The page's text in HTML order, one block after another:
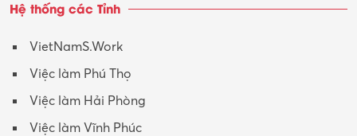
Hệ thống các Tỉnh
VietNamS.Work
Việc làm Phú Thọ
Việc làm Hải Phòng
Việc làm Vĩnh Phúc